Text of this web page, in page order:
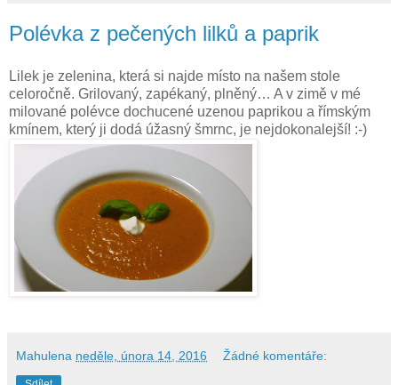
Polévka z pečených lilků a paprik
Lilek je zelenina, která si najde místo na našem stole
celoročně. Grilovaný, zapékaný, plněný… A v zimě v mé
milované polévce dochucené uzenou paprikou a římským
kmínem, který ji dodá úžasný šmrnc, je nejdokonalejší! :-)
Mahulena neděle, února 14, 2016 Žádné komentáře: